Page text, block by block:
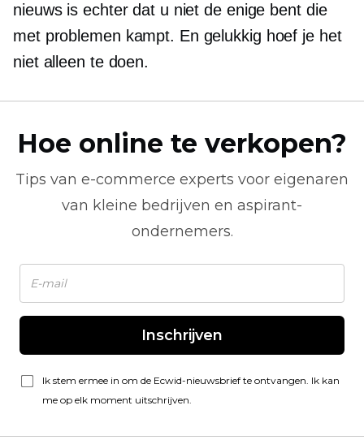
nieuws is echter dat u niet de enige bent die
met problemen kampt. En gelukkig hoef je het
niet alleen te doen.
Hoe online te verkopen?
Tips van e-commerce experts voor eigenaren
van kleine bedrijven en aspirant-
ondernemers.
Inschrijven
Ik stem ermee in om de Ecwid-nieuwsbrief te ontvangen. Ik kan
me op elk moment uitschrijven.